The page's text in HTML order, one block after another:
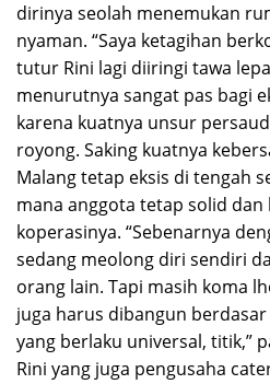
dirinya seolah menemukan
nyaman. “Saya ketagihan
tutur Rini lagi diiringi tawa
menurutnya sangat pas bagi
karena kuatnya unsur
royong. Saking kuatnya
Malang tetap eksis di tengah
mana anggota tetap solid dan
koperasinya. “Sebenarnya
sedang meolong diri sendiri
orang lain. Tapi masih koma
juga harus dibangun
yang berlaku universal, titik,”
Rini yang juga pengusaha